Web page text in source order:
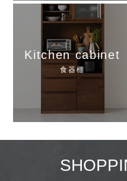
Kitchen cabinet
食器棚